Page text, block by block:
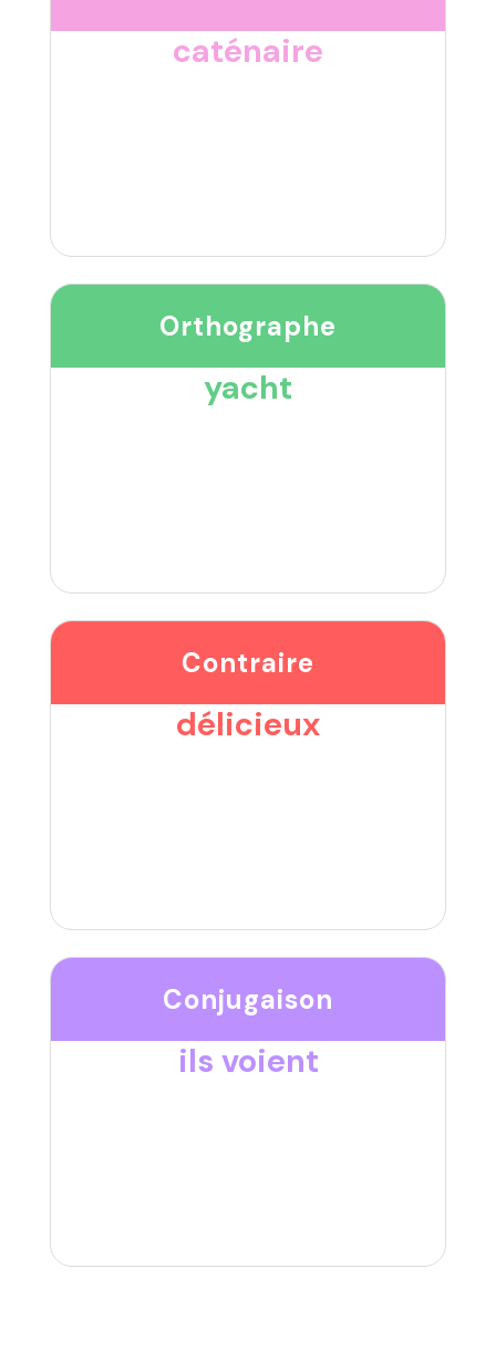
caténaire
Orthographe
yacht
Contraire
délicieux
Conjugaison
ils voient